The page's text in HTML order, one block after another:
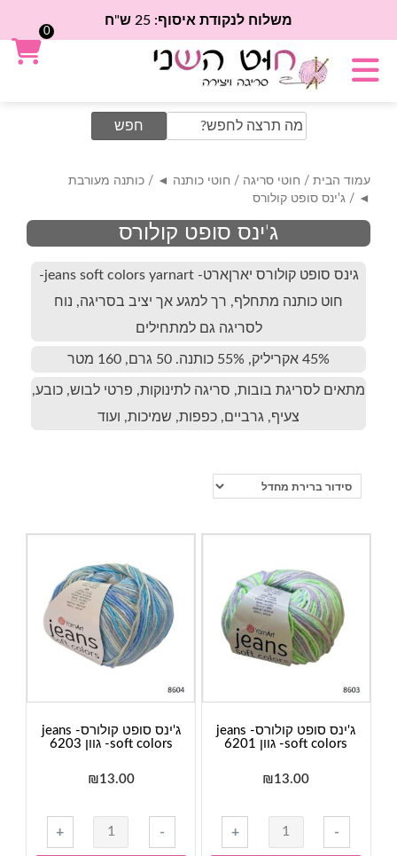
משלוח לנקודת איסוף: 25 ש"ח
Search
for:
עמוד הבית / חוטי סריגה / חוטי כותנה ◄ / כותנה מעורבת
◄ / ג'ינס סופט קולורס
ג'ינס סופט קולורס
גינס סופט קולורס יארןארט- jeans soft colors yarnart-
חוט כותנה מתחלף, רך למגע אך יציב בסריגה, נוח
לסריגה גם למתחילים
45% אקריליק, 55% כותנה. 50 גרם, 160 מטר
מתאים לסריגת בובות, סריגה לתינוקות, פרטי לבוש, כובע,
צעיף, גרביים, כפפות, שמיכות, ועוד
ג'ינס סופט קולורס- jeans
soft colors- גוון 6201
₪13.00
-
כמות
של
+
ג'ינס סופט קולורס- jeans
soft colors- גוון 6203
₪13.00
-
כמות
של
+
0